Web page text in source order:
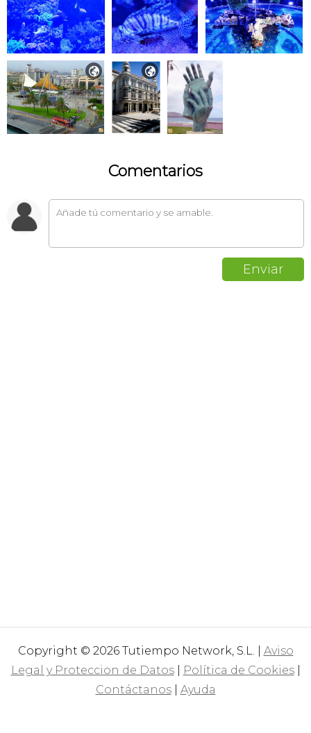
 
Comentarios
Copyright © 2026 Tutiempo Network, S.L. | Aviso
Legal y Proteccion de Datos| Política de Cookies|
Contáctanos| Ayuda